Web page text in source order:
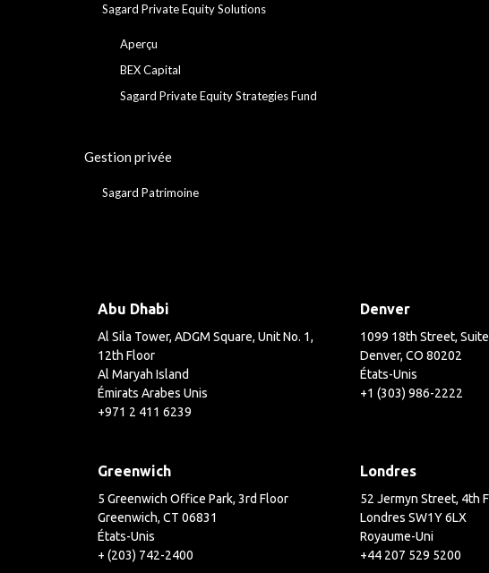
Sagard Private Equity Solutions
Aperçu
BEX Capital
Sagard Private Equity Strategies Fund
Gestion privée
Sagard Patrimoine
Abu Dhabi
Al Sila Tower, ADGM Square, Unit No. 1,
12th Floor
Al Maryah Island
Émirats Arabes Unis
+971 2 411 6239
Denver
1099 18th Street,
Denver, CO 80202
États-Unis
+1 (303) 986-2222
Greenwich
5 Greenwich Office Park, 3rd Floor
Greenwich, CT 06831
États-Unis
+ (203) 742-2400
Londres
52 Jermyn Street, 4th
Londres SW1Y 6LX
Royaume-Uni
+44 207 529 5200